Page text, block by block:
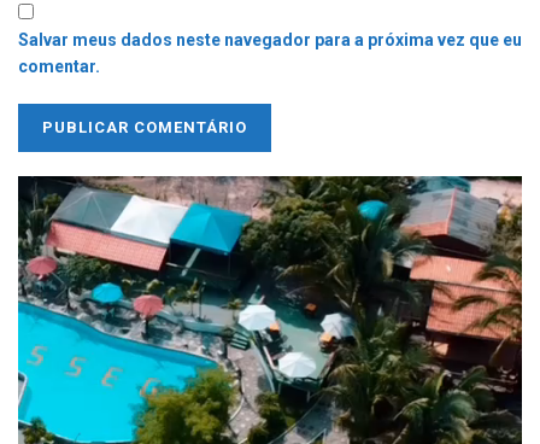
Salvar meus dados neste navegador para a próxima vez que eu
comentar.
Tocador
de
vídeo